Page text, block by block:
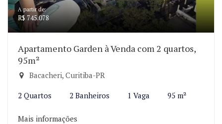
A partir de:
R$ 745.078
Apartamento Garden à Venda com 2 quartos,
95m²
Bacacheri, Curitiba-PR
2 Quartos 2 Banheiros 1 Vaga 95 m²
Mais informações